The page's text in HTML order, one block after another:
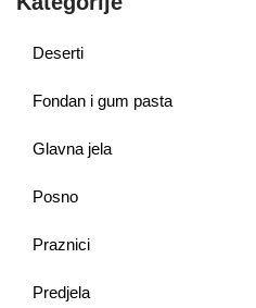
Deserti
Fondan i gum pasta
Glavna jela
Posno
Praznici
Predjela